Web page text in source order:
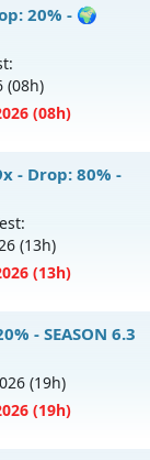
20% - 🌍
(08h)
(08h)
facebook.com/
- Drop: 80% -
(13h)
(13h)
FULL THẦN
ĐÊM, WC
- SEASON 6.3
(19h)
(19h)